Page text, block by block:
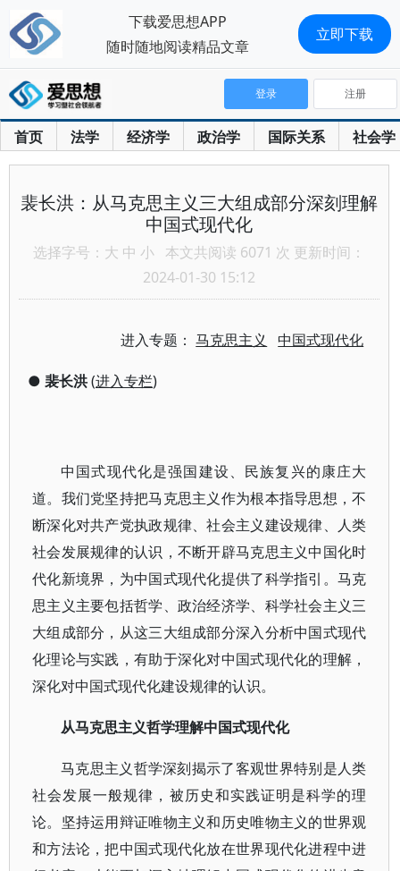
首页 法学 经济学 政治学 国际关系 社会学
登录 注册
裴长洪：从马克思主义三大组成部分深刻理解
中国式现代化
选择字号： 大 中 小 本文共阅读 6071 次 更新时间：
2024-01-30 15:12
进入专题：马克思主义 中国式现代化
● 裴长洪(进入专栏)
中国式现代化是强国建设、民族复兴的康庄大
道。我们党坚持把马克思主义作为根本指导思想，不
断深化对共产党执政规律、社会主义建设规律、人类
社会发展规律的认识，不断开辟马克思主义中国化时
代化新境界，为中国式现代化提供了科学指引。马克
思主义主要包括哲学、政治经济学、科学社会主义三
大组成部分，从这三大组成部分深入分析中国式现代
化理论与实践，有助于深化对中国式现代化的理解，
深化对中国式现代化建设规律的认识。
从马克思主义哲学理解中国式现代化
马克思主义哲学深刻揭示了客观世界特别是人类
社会发展一般规律，被历史和实践证明是科学的理
论。坚持运用辩证唯物主义和历史唯物主义的世界观
和方法论，把中国式现代化放在世界现代化进程中进
下载爱思想APP
随时随地阅读精品文章
立即下载